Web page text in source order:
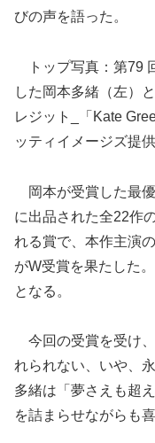
びの声を語った。
トップ写真：第79
した岡本多緒（左）
レジット_「Kate
ッティイメージズ提供
岡本が受賞した最
に出品された全22作
れる賞で、本作主演
がW受賞を果たした
となる。
今回の受賞を受け
れられない、いや、
多緒は「夢さえも超
を詰まらせながらも